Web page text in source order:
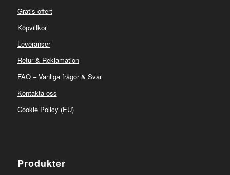
Gratis offert
Köpvillkor
Leveranser
Retur & Reklamation
FAQ – Vanliga frågor & Svar
Kontakta oss
Cookie Policy (EU)
Produkter